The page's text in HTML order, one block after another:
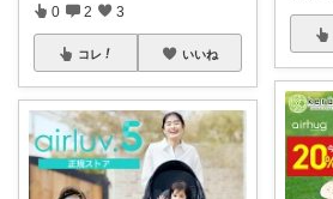
0 2 3
コレ いいね